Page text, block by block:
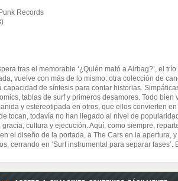
Records
tras el memorable ‘¿Quién mató a Airbag?’, el
vuelve con más de lo mismo: otra colección de
capacidad de síntesis para contar historias.
tablas de surf y primeros desamores. Todo bien
y estereotipada en otros, que ellos convierten
tocan, todavía no han llegado al nivel de
cultura y ejecución. Aquí, como siempre,
el diseño de la portada, a The Cars en la apertura,
cerrando en ‘Surf instrumental para separar fases’.